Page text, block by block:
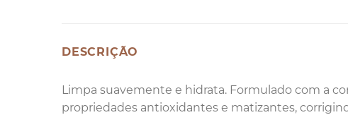
DESCRIÇÃO
Limpa suavemente e hidrata. Formulado com a
propriedades antioxidantes e matizantes,